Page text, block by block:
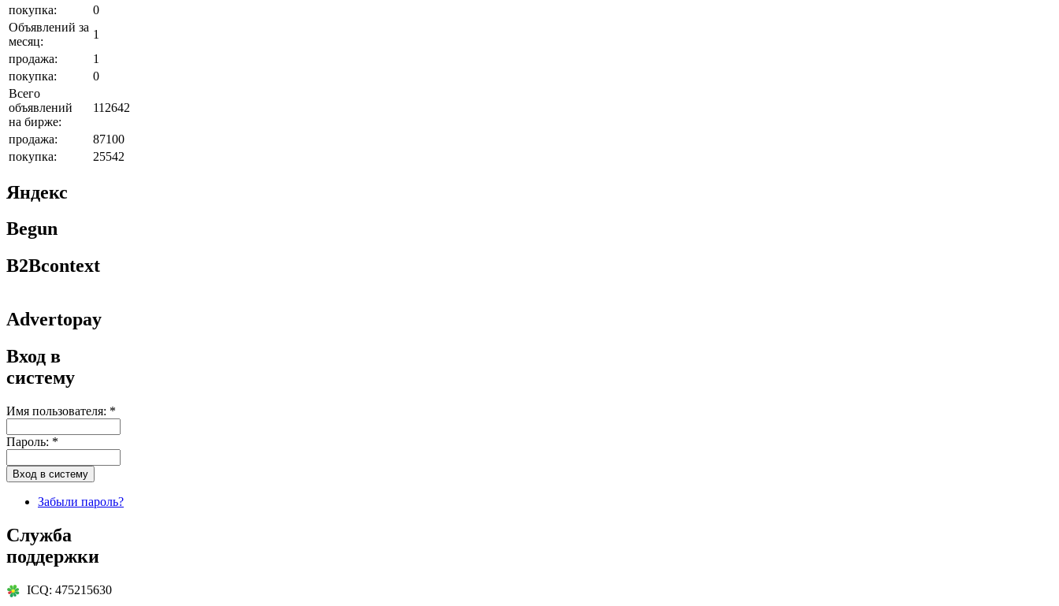
покупка:
0
Объявлений за
месяц:
1
продажа:
1
покупка:
0
Всего
объявлений
на бирже:
112642
продажа:
87100
покупка:
25542
Яндекс
Begun
B2Bcontext
Advertopay
Вход в
систему
Имя пользователя: *
Пароль: *
Забыли пароль?
Служба
поддержки
ICQ: 475215630